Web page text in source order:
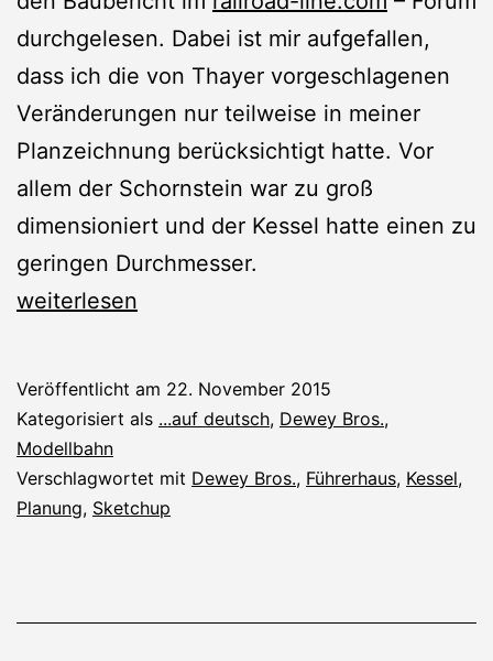
durchgelesen. Dabei ist mir aufgefallen,
dass ich die von Thayer vorgeschlagenen
Veränderungen nur teilweise in meiner
Planzeichnung berücksichtigt hatte. Vor
allem der Schornstein war zu groß
dimensioniert und der Kessel hatte einen zu
geringen Durchmesser.
3D-
weiterlesen
Veröffentlicht am 22. November 2015
Kategorisiert als ...auf deutsch, Dewey Bros.,
Modellbahn
Verschlagwortet mit Dewey Bros., Führerhaus, Kessel,
Planung, Sketchup